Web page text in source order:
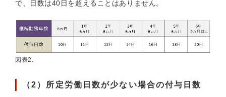
で、日数は40日を超えることはありません。
図表2.
（2）所定労働日数が少ない場合の付与日数